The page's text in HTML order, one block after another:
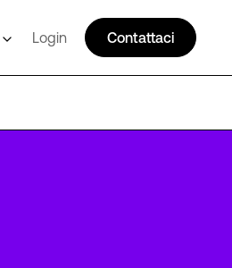
Login Contattaci